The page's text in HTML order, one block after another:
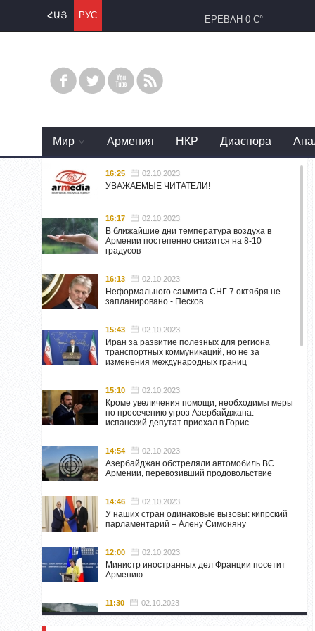
ՀԱՅ РУС ЕРЕВАН 0 C°
Mир Армения НКР Диаспора
16:25 02.10.2023
УВАЖАЕМЫЕ ЧИТАТЕЛИ!
16:17 02.10.2023
В ближайшие дни температура воздуха в
Армении постепенно снизится на 8-10
градусов
16:13 02.10.2023
Неформального саммита СНГ 7 октября не
запланировано - Песков
15:43 02.10.2023
Иран за развитие полезных для региона
транспортных коммуникаций, но не за
изменения международных границ
15:10 02.10.2023
Кроме увеличения помощи, необходимы меры
по пресечению угроз Азербайджана:
испанский депутат приехал в Горис
14:54 02.10.2023
Азербайджан обстреляли автомобиль ВС
Армении, перевозивший продовольствие
14:46 02.10.2023
У наших стран одинаковые вызовы: кипрский
парламентарий – Алену Симоняну
12:00 02.10.2023
Министр иностранных дел Франции посетит
Армению
11:30 02.10.2023
Самвел Шахраманян и группа ответственных